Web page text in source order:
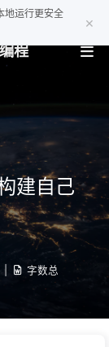
地运行更安全
×
程
建自己
字数总